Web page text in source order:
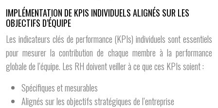
IMPLÉMENTATION DE KPIS INDIVIDUELS ALIGNÉS SUR LES
OBJECTIFS D’ÉQUIPE
Les indicateurs clés de performance (KPIs) individuels sont essentiels
pour mesurer la contribution de chaque membre à la performance
globale de l’équipe. Les RH doivent veiller à ce que ces KPIs soient :
Spécifiques et mesurables
Alignés sur les objectifs stratégiques de l’entreprise